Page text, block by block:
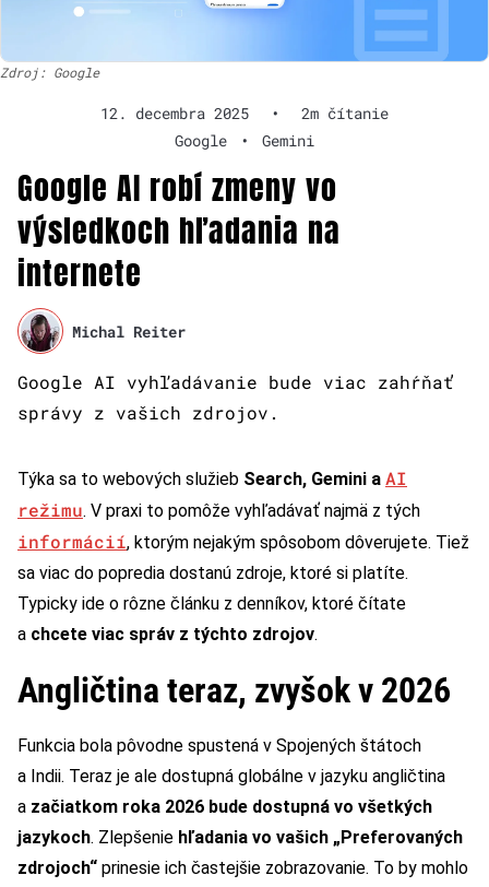
Zdroj: Google
12. decembra 2025 •
2m čítanie
Google
• Gemini
Google AI robí zmeny vo
výsledkoch hľadania na
internete
Michal Reiter
Google AI vyhľadávanie bude viac zahŕňať
správy z vašich zdrojov.
Týka sa to webových služieb Search, Gemini a AI
režimu. V praxi to pomôže vyhľadávať najmä z tých
informácií, ktorým nejakým spôsobom dôverujete. Tiež
sa viac do popredia dostanú zdroje, ktoré si platíte.
Typicky ide o rôzne článku z denníkov, ktoré čítate
a chcete viac správ z týchto zdrojov.
Angličtina teraz, zvyšok v 2026
Funkcia bola pôvodne spustená v Spojených štátoch
a Indii. Teraz je ale dostupná globálne v jazyku angličtina
a začiatkom roka 2026 bude dostupná vo všetkých
jazykoch. Zlepšenie hľadania vo vašich „Preferovaných
zdrojoch“ prinesie ich častejšie zobrazovanie. To by mohlo